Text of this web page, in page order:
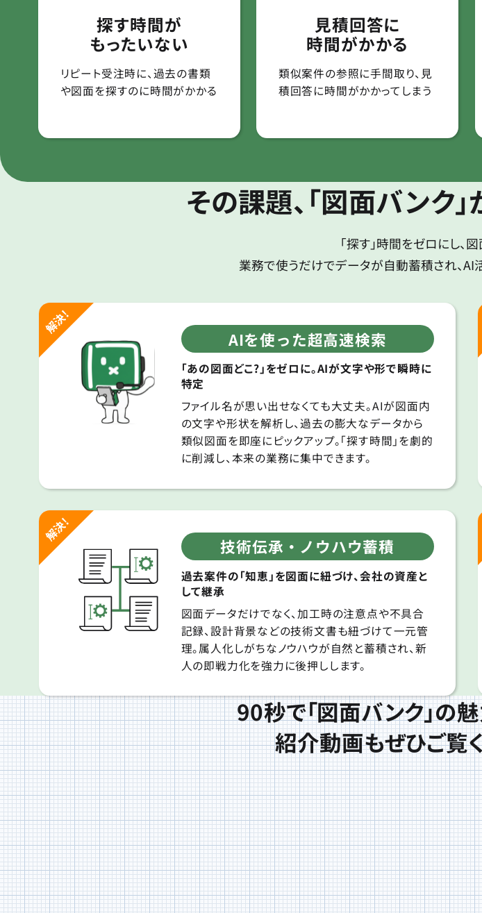
探す時間が
もったいない
リピート受注時に、過去の書類
や図面を探すのに時間がかかる
見積回答に
時間がかかる
類似案件の参照に手間取り、見
積回答に時間がかかってしまう
その課題、 「図面バンク
「探す」時間をゼロにし、
業務で使うだけでデータが自動蓄積され、AI
AIを使った超高速検索
「あの図面どこ?」をゼロに。AIが文字や形で瞬時に
特定
ファイル名が思い出せなくても大丈夫。AIが図面内
の文字や形状を解析し、過去の膨大なデータから
類似図面を即座にピックアップ。「探す時間」を劇的
に削減し、本来の業務に集中できます。
技術伝承・ノウハウ蓄積
過去案件の「知恵」を図面に紐づけ、会社の資産と
して継承
図面データだけでなく、加工時の注意点や不具合
記録、設計背景などの技術文書も紐づけて一元管
理。属人化しがちなノウハウが自然と蓄積され、新
人の即戦力化を強力に後押しします。
90秒で「図面バンク」の
紹介動画もぜひご覧